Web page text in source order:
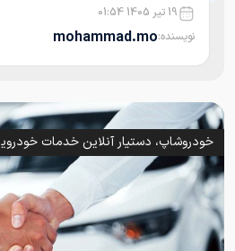
19 تیر 1405 01:54
نویسنده:mohammad.mo